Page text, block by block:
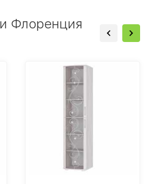
Флоренция